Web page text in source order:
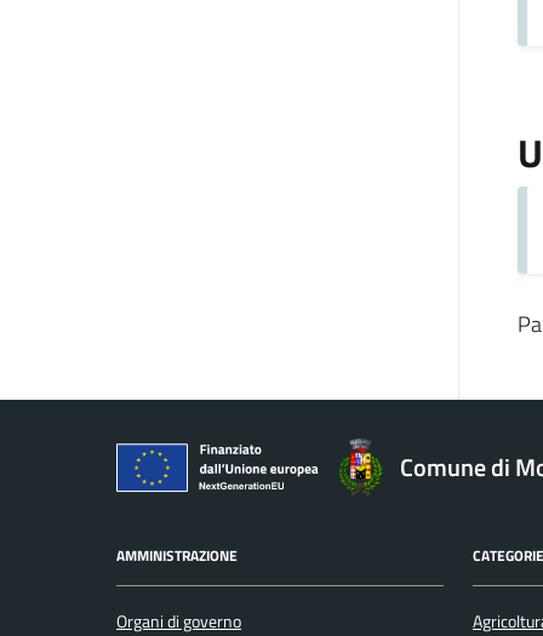
Comune di
AMMINISTRAZIONE
Organi di governo